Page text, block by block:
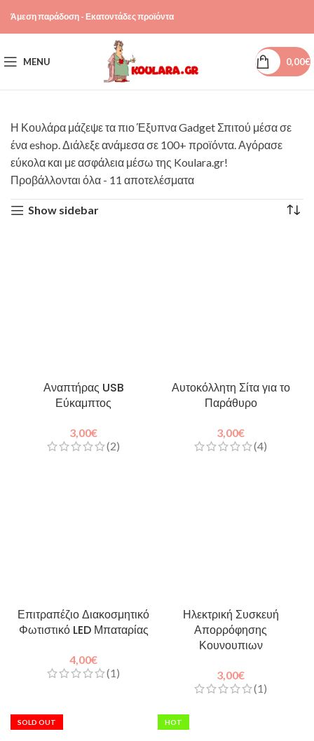
Άμεση παράδοση - Εκατοντάδες προϊόντα
MENU 0,00€
Η Κουλάρα μάζεψε τα πιο Έξυπνα Gadget Σπιτού μέσα σε
ένα eshop. Διάλεξε ανάμεσα σε 100+ προϊόντα. Αγόρασε
εύκολα και με ασφάλεια μέσω της Koulara.gr!
Προβάλλονται όλα - 11 αποτελέσματα
Show sidebar
Αναπτήρας USB
Εύκαμπτος
3,00€
(2)
Αυτοκόλλητη Σίτα για το
Παράθυρο
3,00€
(4)
Επιτραπέζιο Διακοσμητικό
Φωτιστικό LED Μπαταρίας
4,00€
(1)
Ηλεκτρική Συσκευή
Απορρόφησης
Κουνουπιων
3,00€
(1)
SOLD OUT HOT